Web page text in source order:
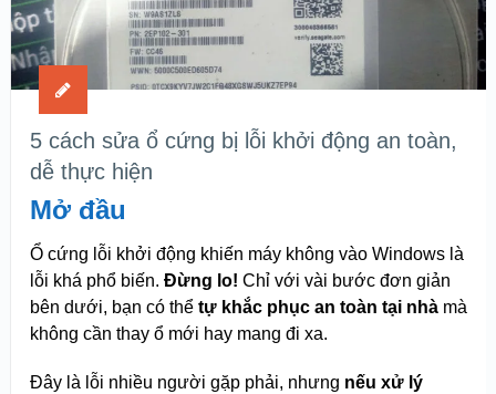
5 cách sửa ổ cứng bị lỗi khởi động an toàn,
dễ thực hiện
Mở đầu
Ổ cứng lỗi khởi động khiến máy không vào Windows là
lỗi khá phổ biến. Đừng lo! Chỉ với vài bước đơn giản
bên dưới, bạn có thể tự khắc phục an toàn tại nhàmà
không cần thay ổ mới hay mang đi xa.
Đây là lỗi nhiều người gặp phải, nhưng nếu xử lý